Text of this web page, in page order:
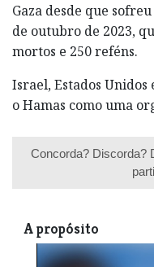
Gaza desde que
de outubro de 2023,
mortos e 250 reféns.
Israel, Estados
o Hamas como uma
Concorda? Discorda?
A propósito